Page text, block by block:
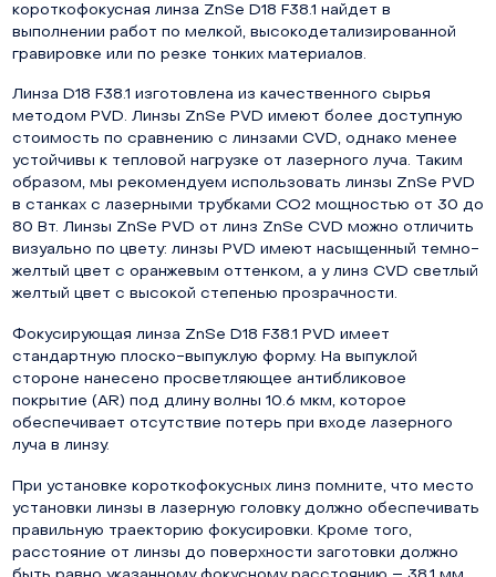
короткофокусная линза ZnSe D18 F38.1 найдет в
выполнении работ по мелкой, высокодетализированной
гравировке или по резке тонких материалов.
Линза D18 F38.1 изготовлена из качественного сырья
методом PVD. Линзы ZnSe PVD имеют более доступную
стоимость по сравнению с линзами CVD, однако менее
устойчивы к тепловой нагрузке от лазерного луча. Таким
образом, мы рекомендуем использовать линзы ZnSe PVD
в станках с лазерными трубками СО2 мощностью от 30 до
80 Вт. Линзы ZnSe PVD от линз ZnSe CVD можно отличить
визуально по цвету: линзы PVD имеют насыщенный темно-
желтый цвет с оранжевым оттенком, а у линз CVD светлый
желтый цвет с высокой степенью прозрачности.
Фокусирующая линза ZnSe D18 F38.1 PVD имеет
стандартную плоско-выпуклую форму. На выпуклой
стороне нанесено просветляющее антибликовое
покрытие (AR) под длину волны 10.6 мкм, которое
обеспечивает отсутствие потерь при входе лазерного
луча в линзу.
При установке короткофокусных линз помните, что место
установки линзы в лазерную головку должно обеспечивать
правильную траекторию фокусировки. Кроме того,
расстояние от линзы до поверхности заготовки должно